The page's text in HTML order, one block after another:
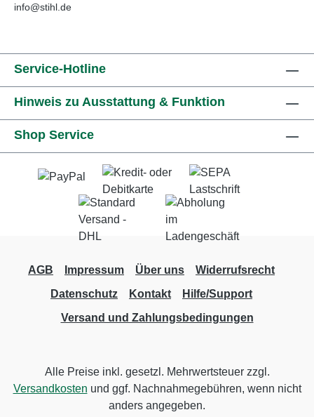
info@stihl.de
Service-Hotline
Hinweis zu Ausstattung & Funktion
Shop Service
AGB Impressum Über uns
Widerrufsrecht
Datenschutz
Kontakt
Hilfe/Support
Versand und Zahlungsbedingungen
Alle Preise inkl. gesetzl. Mehrwertsteuer zzgl.
Versandkosten und ggf. Nachnahmegebühren, wenn nicht
anders angegeben.